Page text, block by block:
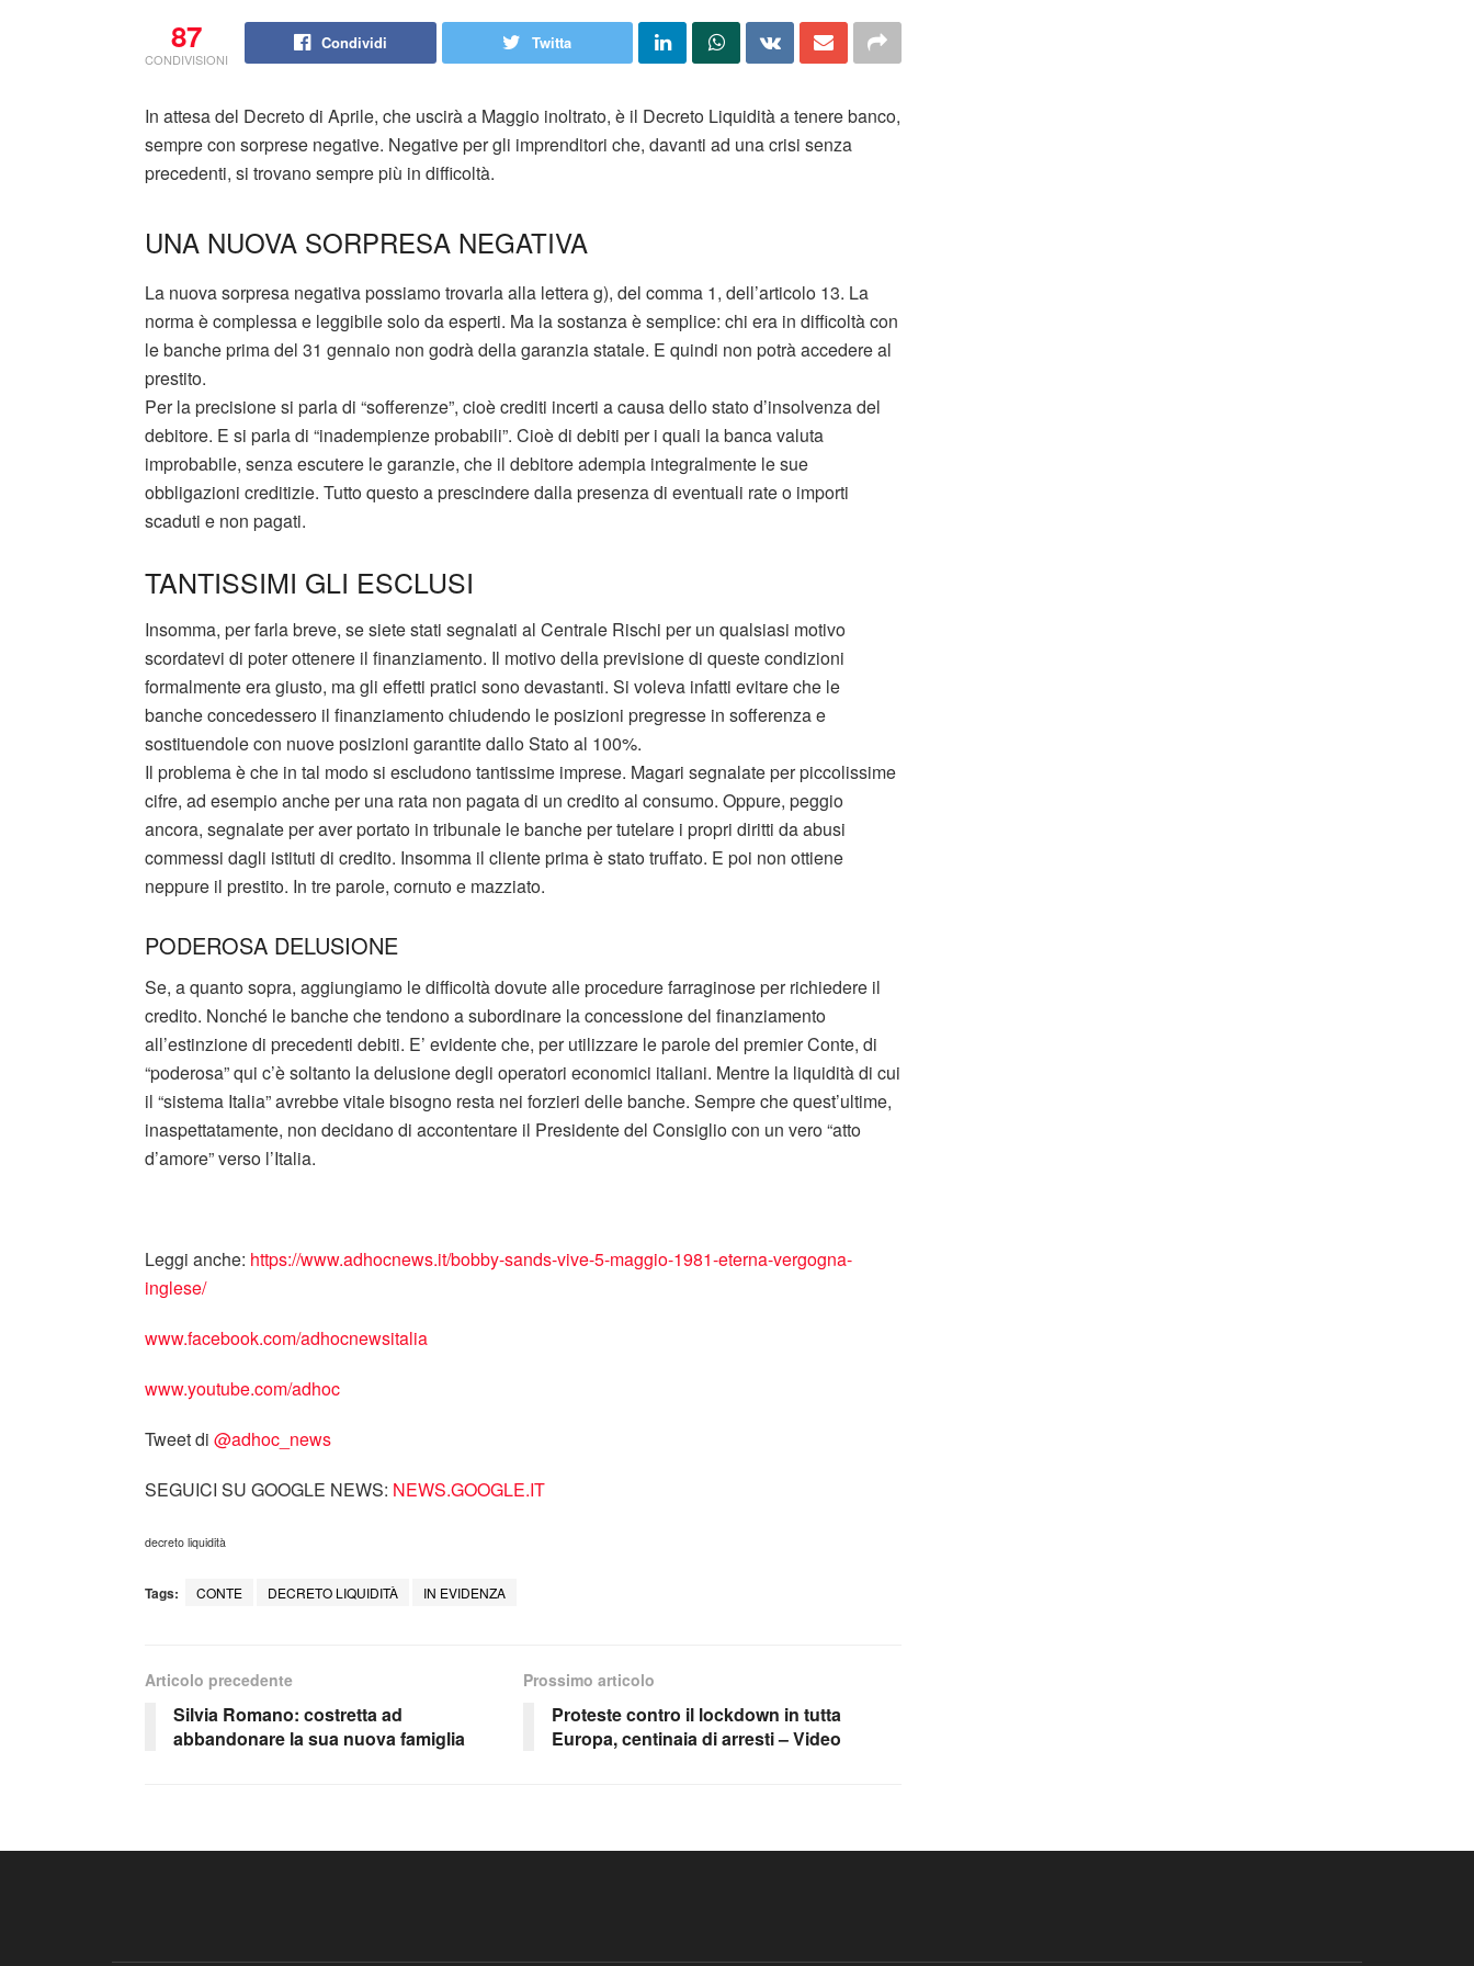
87
CONDIVISIONI
Condividi Twitta
In attesa del Decreto di Aprile, che uscirà a Maggio inoltrato, è il Decreto Liquidità a tenere banco,
sempre con sorprese negative. Negative per gli imprenditori che, davanti ad una crisi senza
precedenti, si trovano sempre più in difficoltà.
UNA NUOVA SORPRESA NEGATIVA
La nuova sorpresa negativa possiamo trovarla alla lettera g), del comma 1, dell’articolo 13. La
norma è complessa e leggibile solo da esperti. Ma la sostanza è semplice: chi era in difficoltà con
le banche prima del 31 gennaio non godrà della garanzia statale. E quindi non potrà accedere al
prestito.
Per la precisione si parla di “sofferenze”, cioè crediti incerti a causa dello stato d’insolvenza del
debitore. E si parla di “inadempienze probabili”. Cioè di debiti per i quali la banca valuta
improbabile, senza escutere le garanzie, che il debitore adempia integralmente le sue
obbligazioni creditizie. Tutto questo a prescindere dalla presenza di eventuali rate o importi
scaduti e non pagati.
TANTISSIMI GLI ESCLUSI
Insomma, per farla breve, se siete stati segnalati al Centrale Rischi per un qualsiasi motivo
scordatevi di poter ottenere il finanziamento. Il motivo della previsione di queste condizioni
formalmente era giusto, ma gli effetti pratici sono devastanti. Si voleva infatti evitare che le
banche concedessero il finanziamento chiudendo le posizioni pregresse in sofferenza e
sostituendole con nuove posizioni garantite dallo Stato al 100%.
Il problema è che in tal modo si escludono tantissime imprese. Magari segnalate per piccolissime
cifre, ad esempio anche per una rata non pagata di un credito al consumo. Oppure, peggio
ancora, segnalate per aver portato in tribunale le banche per tutelare i propri diritti da abusi
commessi dagli istituti di credito. Insomma il cliente prima è stato truffato. E poi non ottiene
neppure il prestito. In tre parole, cornuto e mazziato.
PODEROSA DELUSIONE
Se, a quanto sopra, aggiungiamo le difficoltà dovute alle procedure farraginose per richiedere il
credito. Nonché le banche che tendono a subordinare la concessione del finanziamento
all’estinzione di precedenti debiti. E’ evidente che, per utilizzare le parole del premier Conte, di
“poderosa” qui c’è soltanto la delusione degli operatori economici italiani. Mentre la liquidità di cui
il “sistema Italia” avrebbe vitale bisogno resta nei forzieri delle banche. Sempre che quest’ultime,
inaspettatamente, non decidano di accontentare il Presidente del Consiglio con un vero “atto
d’amore” verso l’Italia.
Leggi anche: https://www.adhocnews.it/bobby-sands-vive-5-maggio-1981-eterna-vergogna-
inglese/
www.facebook.com/adhocnewsitalia
www.youtube.com/adhoc
Tweet di ‎@adhoc_news
SEGUICI SU GOOGLE NEWS: NEWS.GOOGLE.IT
decreto liquidità
Tags: CONTE DECRETO LIQUIDITÀ IN EVIDENZA
Articolo precedente
Silvia Romano: costretta ad
abbandonare la sua nuova famiglia
Prossimo articolo
Proteste contro il lockdown in tutta
Europa, centinaia di arresti – Video